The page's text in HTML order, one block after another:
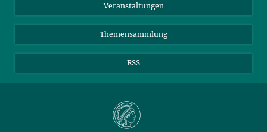
Veranstaltungen
Themensammlung
RSS